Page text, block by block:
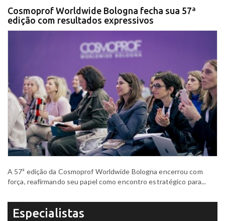
Cosmoprof Worldwide Bologna fecha sua 57ª
edição com resultados expressivos
A 57ª edição da Cosmoprof Worldwide Bologna encerrou com
força, reafirmando seu papel como encontro estratégico para...
Especialistas